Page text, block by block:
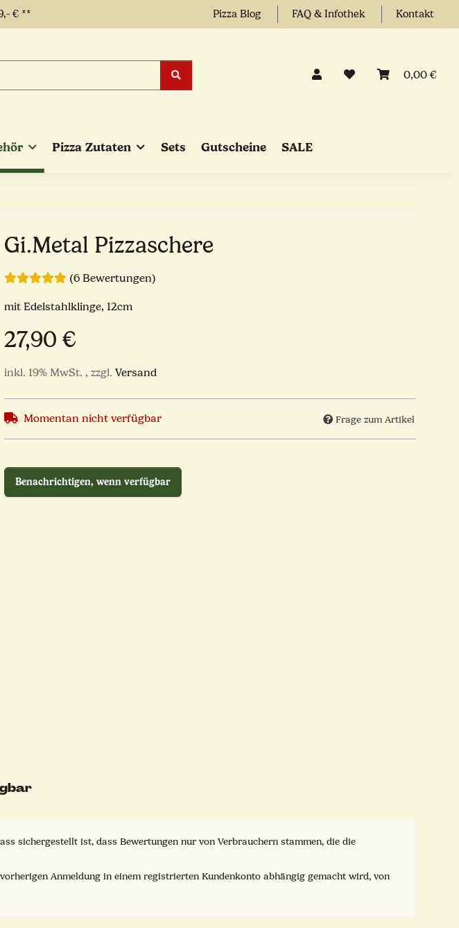
€ ** Pizza Blog FAQ & Infothek Kontakt
0,00 €
Pizza Zutaten Sets Gutscheine SALE
Gi.Metal Pizzaschere
(6 Bewertungen)
mit Edelstahlklinge, 12cm
27,90 €
inkl. 19% MwSt. , zzgl. Versand
Momentan nicht verfügbar Frage zum Artikel
Benachrichtigen, wenn verfügbar
sichergestellt ist, dass Bewertungen nur von Verbrauchern stammen, die die
Anmeldung in einem registrierten Kundenkonto abhängig gemacht wird, von